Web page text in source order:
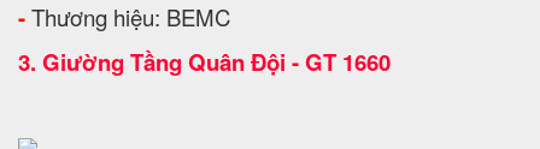
-Thương hiệu: BEMC
3. Giường Tầng Quân Đội - GT 1660